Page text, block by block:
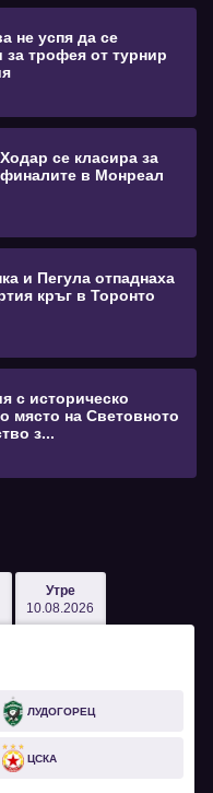
не успя да се
за трофея от турнир
се класира за
в Монреал
и Пегула отпаднаха
кръг в Торонто
с историческо
място на Световното
з...
Утре
10.08.2026
ЛУДОГОРЕЦ
ЦСКА